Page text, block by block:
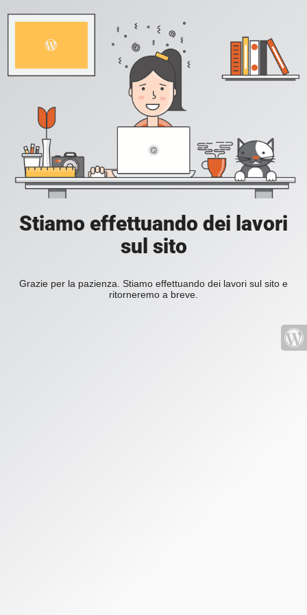
Stiamo effettuando dei lavori
sul sito
Grazie per la pazienza. Stiamo effettuando dei lavori sul sito e
ritorneremo a breve.